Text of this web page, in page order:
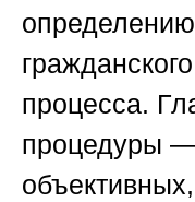
процесса.
процедуры